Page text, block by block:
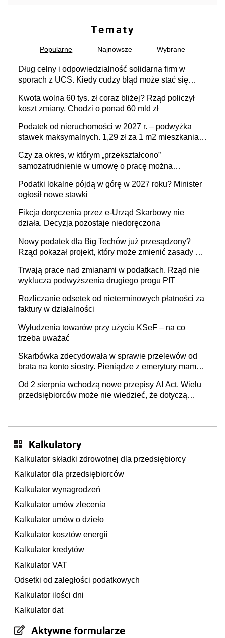
Tematy
Popularne Najnowsze Wybrane
Dług celny i odpowiedzialność solidarna firm w
sporach z UCS. Kiedy cudzy błąd może stać się
Kwota wolna 60 tys. zł coraz bliżej? Rząd policzył
koszt zmiany. Chodzi o ponad 60 mld zł
Podatek od nieruchomości w 2027 r. – podwyżka
stawek maksymalnych. 1,29 zł za 1 m2 mieszkania,
prowadzeniem działalności gospodarczej
Czy za okres, w którym „przekształcono”
samozatrudnienie w umowę o pracę można
cywilnoprawnej jedynym racjonalnym wyjściem
Podatki lokalne pójdą w górę w 2027 roku? Minister
ogłosił nowe stawki
Fikcja doręczenia przez e-Urząd Skarbowy nie
działa. Decyzja pozostaje niedoręczona
Nowy podatek dla Big Techów już przesądzony?
Rząd pokazał projekt, który może zmienić zasady gry
Trwają prace nad zmianami w podatkach. Rząd nie
wyklucza podwyższenia drugiego progu PIT
Rozliczanie odsetek od nieterminowych płatności za
faktury w działalności
Wyłudzenia towarów przy użyciu KSeF – na co
trzeba uważać
Skarbówka zdecydowała w sprawie przelewów od
brata na konto siostry. Pieniądze z emerytury mamy
będzie
Od 2 sierpnia wchodzą nowe przepisy AI Act. Wielu
przedsiębiorców może nie wiedzieć, że dotyczą
Kalkulatory
Kalkulator składki zdrowotnej dla przedsiębiorcy
Kalkulator dla przedsiębiorców
Kalkulator wynagrodzeń
Kalkulator umów zlecenia
Kalkulator umów o dzieło
Kalkulator kosztów energii
Kalkulator kredytów
Kalkulator VAT
Odsetki od zaległości podatkowych
Kalkulator ilości dni
Kalkulator dat
Aktywne formularze